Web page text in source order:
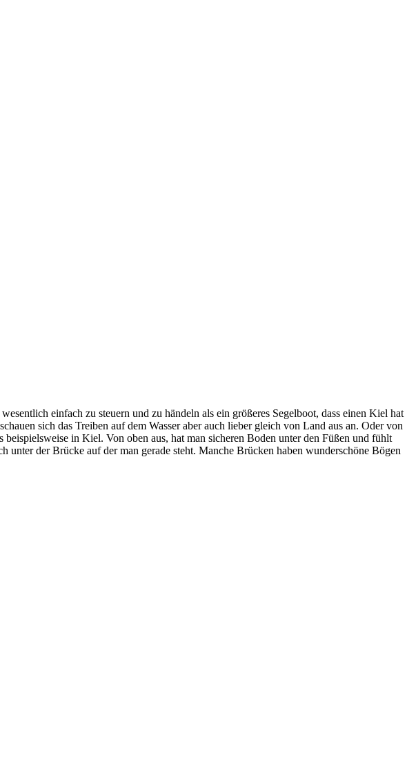
einfach zu steuern und zu händeln als ein größeres Segelboot, dass einen Kiel hat
sich das Treiben auf dem Wasser aber auch lieber gleich von Land aus an. Oder von
in Kiel. Von oben aus, hat man sicheren Boden unter den Füßen und fühlt
unter der Brücke auf der man gerade steht. Manche Brücken haben wunderschöne Bögen